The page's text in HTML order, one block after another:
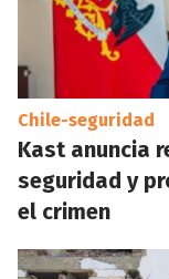
Chile-seguridad
Kast anuncia
seguridad y
el crimen